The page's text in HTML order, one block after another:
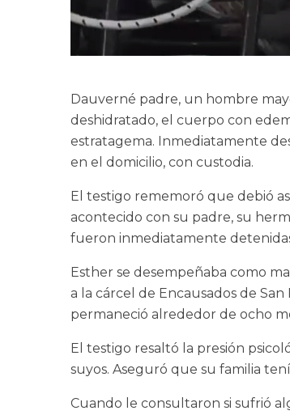
Dauverné padre, un hombre
deshidratado, el cuerpo con
estratagema. Inmediatamente
en el domicilio, con custodia.
El testigo rememoró que debió
acontecido con su padre, su
fueron inmediatamente
Esther se desempeñaba como
a la cárcel de Encausados de
permaneció alrededor de ocho
El testigo resaltó la presión
suyos. Aseguró que su familia
Cuando le consultaron si sufrió